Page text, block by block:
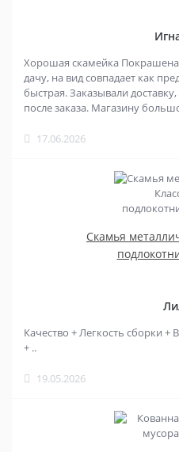
Хорошая скамейка
дачу, на вид совпадает как
быстрая. Заказывали
после заказа. Магазину
17.06.2026
Скамья
Качество + Легкость сборки +
+ ..
19.05.2026